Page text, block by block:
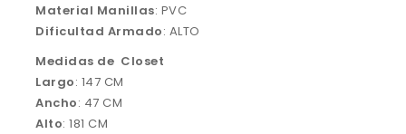
Material Manillas: PVC
Dificultad Armado: ALTO
Medidas de Closet
Largo: 147 CM
Ancho: 47 CM
Alto: 181 CM